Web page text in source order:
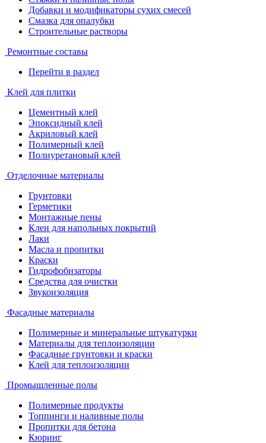
Добавки и модификаторы сухих смесей
Смазка для опалубки
Строительные растворы
Ремонтные составы
Перейти в раздел
Клей для плитки
Цементный клей
Эпоксидный клей
Акриловый клей
Полимерный клей
Полиуретановый клей
Отделочные материалы
Грунтовки
Герметики
Монтажные пены
Клеи для напольных покрытий
Лаки
Масла и пропитки
Краски
Гидрофобизаторы
Средства для очистки
Звукоизоляция
Фасадные материалы
Полимерные и минеральные штукатурки
Материалы для теплоизоляции
Фасадные грунтовки и краски
Клей для теплоизоляции
Промышленные полы
Полимерные продукты
Топпинги и наливные полы
Пропитки для бетона
Кюринг